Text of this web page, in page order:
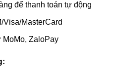
để thanh toán tự động
Visa/MasterCard
MoMo, ZaloPay